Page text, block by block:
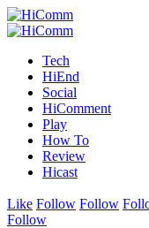
Tech
HiEnd
Social
HiComment
Play
How To
Review
Hicast
Like Follow Follow
Follow